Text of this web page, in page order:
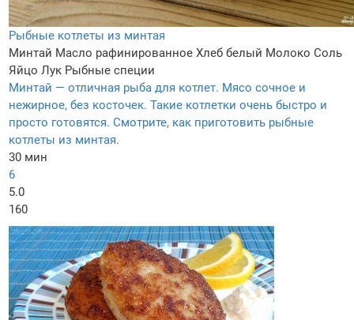
Рыбные котлеты из минтая
Минтай Масло рафинированное Хлеб белый Молоко Соль
Яйцо Лук Рыбные специи
Минтай — отличная рыба для котлет. Мясо сочное и
нежирное, без косточек. Такие котлетки очень быстро и
просто готовятся. Смотрите, как приготовить рыбные
котлеты из минтая.
30 мин
6
5.0
160